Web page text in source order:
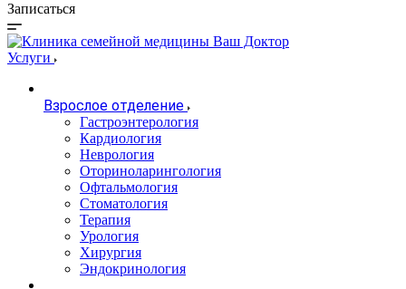
Записаться
Услуги
Взрослое отделение
Гастроэнтерология
Кардиология
Неврология
Оториноларингология
Офтальмология
Стоматология
Терапия
Урология
Хирургия
Эндокринология